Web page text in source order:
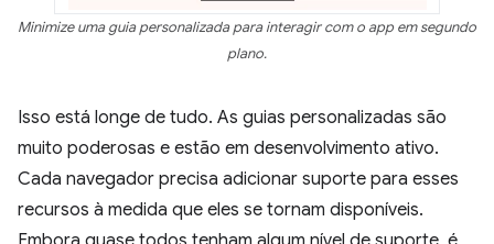
Minimize uma guia personalizada para interagir com o app em segundo
plano.
Isso está longe de tudo. As guias personalizadas são
muito poderosas e estão em desenvolvimento ativo.
Cada navegador precisa adicionar suporte para esses
recursos à medida que eles se tornam disponíveis.